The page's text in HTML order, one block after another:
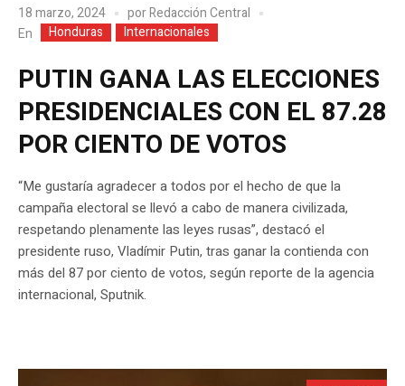
18 marzo, 2024 porRedacción Central
En
Honduras Internacionales
PUTIN GANA LAS ELECCIONES
PRESIDENCIALES CON EL 87.28
POR CIENTO DE VOTOS
“Me gustaría agradecer a todos por el hecho de que la
campaña electoral se llevó a cabo de manera civilizada,
respetando plenamente las leyes rusas”, destacó el
presidente ruso, Vladímir Putin, tras ganar la contienda con
más del 87 por ciento de votos, según reporte de la agencia
internacional, Sputnik.